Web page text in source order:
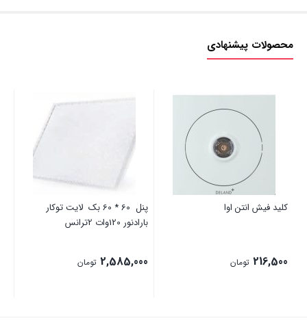
محصولات پیشنهادی
کلید فیش انتن اوا
216,500 تومان
پنل 60 * 60 بک لایت توکار
بارادنور 120وات 2ترانس
2,585,000 تومان